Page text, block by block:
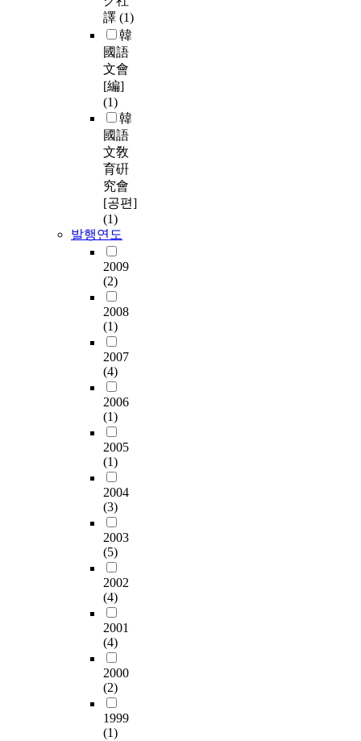
譯 (1)
韓
國語
文會
[編]
(1)
韓
國語
文敎
育硏
究會
[공편]
(1)
발행연도
2009
(2)
2008
(1)
2007
(4)
2006
(1)
2005
(1)
2004
(3)
2003
(5)
2002
(4)
2001
(4)
2000
(2)
1999
(1)